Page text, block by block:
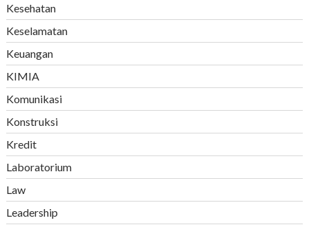
Kesehatan
Keselamatan
Keuangan
KIMIA
Komunikasi
Konstruksi
Kredit
Laboratorium
Law
Leadership